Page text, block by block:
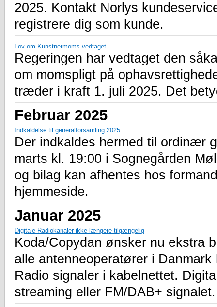
2025. Kontakt Norlys
registrere dig som kunde.
Lov om Kunstnermoms vedtaget
Regeringen har vedtaget den
om momspligt på
træder i kraft 1. juli 2025. Det
Februar 2025
Indkaldelse til generalforsamling 2025
Der indkaldes hermed til ordinær
marts kl. 19:00 i Sognegården
og bilag kan afhentes hos
hjemmeside.
Januar 2025
Digitale Radiokanaler ikke længere tilgængelig
Koda/Copydan ønsker nu ekstra
alle antenneoperatører i
Radio signaler i kabelnettet.
streaming eller FM/DAB+ signalet.